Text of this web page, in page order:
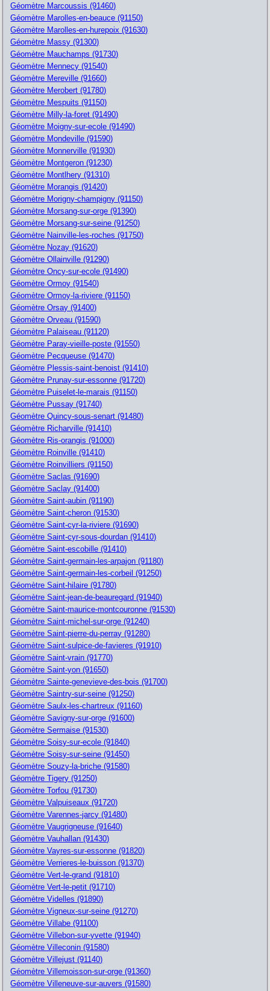
Géomètre Marcoussis (91460)
Géomètre Marolles-en-beauce (91150)
Géomètre Marolles-en-hurepoix (91630)
Géomètre Massy (91300)
Géomètre Mauchamps (91730)
Géomètre Mennecy (91540)
Géomètre Mereville (91660)
Géomètre Merobert (91780)
Géomètre Mespuits (91150)
Géomètre Milly-la-foret (91490)
Géomètre Moigny-sur-ecole (91490)
Géomètre Mondeville (91590)
Géomètre Monnerville (91930)
Géomètre Montgeron (91230)
Géomètre Montlhery (91310)
Géomètre Morangis (91420)
Géomètre Morigny-champigny (91150)
Géomètre Morsang-sur-orge (91390)
Géomètre Morsang-sur-seine (91250)
Géomètre Nainville-les-roches (91750)
Géomètre Nozay (91620)
Géomètre Ollainville (91290)
Géomètre Oncy-sur-ecole (91490)
Géomètre Ormoy (91540)
Géomètre Ormoy-la-riviere (91150)
Géomètre Orsay (91400)
Géomètre Orveau (91590)
Géomètre Palaiseau (91120)
Géomètre Paray-vieille-poste (91550)
Géomètre Pecqueuse (91470)
Géomètre Plessis-saint-benoist (91410)
Géomètre Prunay-sur-essonne (91720)
Géomètre Puiselet-le-marais (91150)
Géomètre Pussay (91740)
Géomètre Quincy-sous-senart (91480)
Géomètre Richarville (91410)
Géomètre Ris-orangis (91000)
Géomètre Roinville (91410)
Géomètre Roinvilliers (91150)
Géomètre Saclas (91690)
Géomètre Saclay (91400)
Géomètre Saint-aubin (91190)
Géomètre Saint-cheron (91530)
Géomètre Saint-cyr-la-riviere (91690)
Géomètre Saint-cyr-sous-dourdan (91410)
Géomètre Saint-escobille (91410)
Géomètre Saint-germain-les-arpajon (91180)
Géomètre Saint-germain-les-corbeil (91250)
Géomètre Saint-hilaire (91780)
Géomètre Saint-jean-de-beauregard (91940)
Géomètre Saint-maurice-montcouronne (91530)
Géomètre Saint-michel-sur-orge (91240)
Géomètre Saint-pierre-du-perray (91280)
Géomètre Saint-sulpice-de-favieres (91910)
Géomètre Saint-vrain (91770)
Géomètre Saint-yon (91650)
Géomètre Sainte-genevieve-des-bois (91700)
Géomètre Saintry-sur-seine (91250)
Géomètre Saulx-les-chartreux (91160)
Géomètre Savigny-sur-orge (91600)
Géomètre Sermaise (91530)
Géomètre Soisy-sur-ecole (91840)
Géomètre Soisy-sur-seine (91450)
Géomètre Souzy-la-briche (91580)
Géomètre Tigery (91250)
Géomètre Torfou (91730)
Géomètre Valpuiseaux (91720)
Géomètre Varennes-jarcy (91480)
Géomètre Vaugrigneuse (91640)
Géomètre Vauhallan (91430)
Géomètre Vayres-sur-essonne (91820)
Géomètre Verrieres-le-buisson (91370)
Géomètre Vert-le-grand (91810)
Géomètre Vert-le-petit (91710)
Géomètre Videlles (91890)
Géomètre Vigneux-sur-seine (91270)
Géomètre Villabe (91100)
Géomètre Villebon-sur-yvette (91940)
Géomètre Villeconin (91580)
Géomètre Villejust (91140)
Géomètre Villemoisson-sur-orge (91360)
Géomètre Villeneuve-sur-auvers (91580)